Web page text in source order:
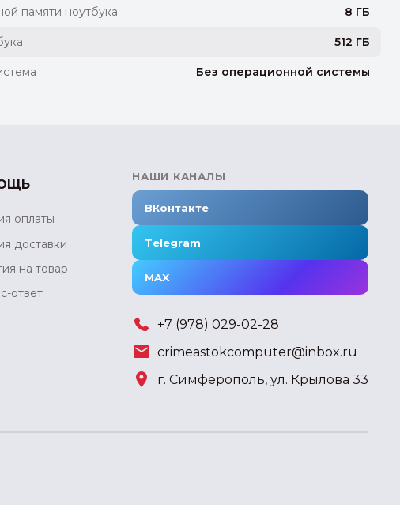
памяти ноутбука 8 ГБ
512 ГБ
Без операционной системы
оплаты
доставки
на товар
ответ
НАШИ КАНАЛЫ
ВКонтакте
Telegram
MAX
+7 (978) 029-02-28
crimeastokcomputer@inbox.ru
г. Симферополь, ул. Крылова 33